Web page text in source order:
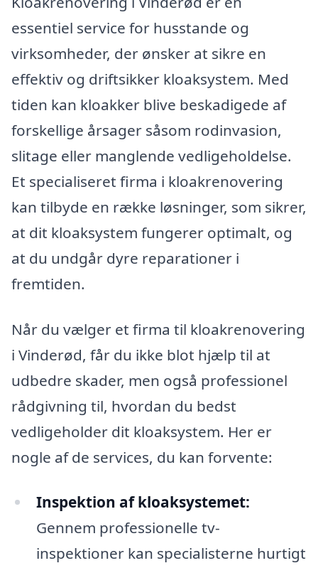
essentiel service for husstande og
virksomheder, der ønsker at sikre en
effektiv og driftsikker kloaksystem. Med
tiden kan kloakker blive beskadigede af
forskellige årsager såsom rodinvasion,
slitage eller manglende vedligeholdelse.
Et specialiseret firma i kloakrenovering
kan tilbyde en række løsninger, som sikrer,
at dit kloaksystem fungerer optimalt, og
at du undgår dyre reparationer i
fremtiden.
Når du vælger et firma til kloakrenovering
i Vinderød, får du ikke blot hjælp til at
udbedre skader, men også professionel
rådgivning til, hvordan du bedst
vedligeholder dit kloaksystem. Her er
nogle af de services, du kan forvente:
Inspektion af kloaksystemet:
Gennem professionelle tv-
inspektioner kan specialisterne hurtigt